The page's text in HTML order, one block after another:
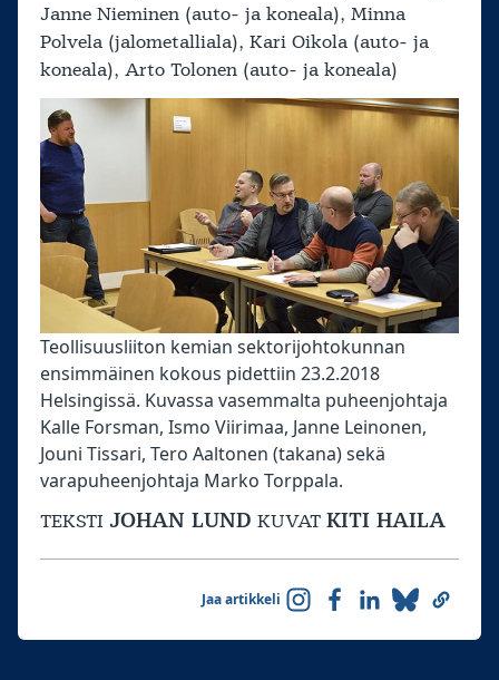
Janne Nieminen (auto- ja koneala), Minna
Polvela (jalometalliala), Kari Oikola (auto- ja
koneala), Arto Tolonen (auto- ja koneala)
Teollisuusliiton kemian sektorijohtokunnan
ensimmäinen kokous pidettiin 23.2.2018
Helsingissä. Kuvassa vasemmalta puheenjohtaja
Kalle Forsman, Ismo Viirimaa, Janne Leinonen,
Jouni Tissari, Tero Aaltonen (takana) sekä
varapuheenjohtaja Marko Torppala.
TEKSTI JOHAN LUND KUVAT KITI HAILA
Jaa artikkeli